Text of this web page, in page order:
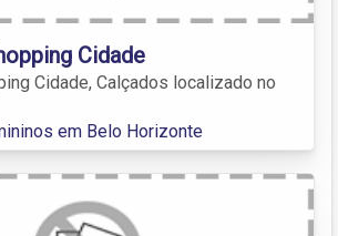
Cidade
Cidade, Calçados localizado no
em Belo Horizonte